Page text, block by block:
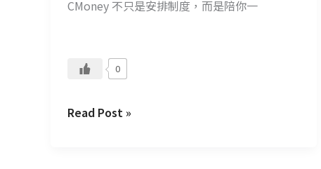
CMoney 不只是安排制度，而是陪你一
0
不
Read Post »